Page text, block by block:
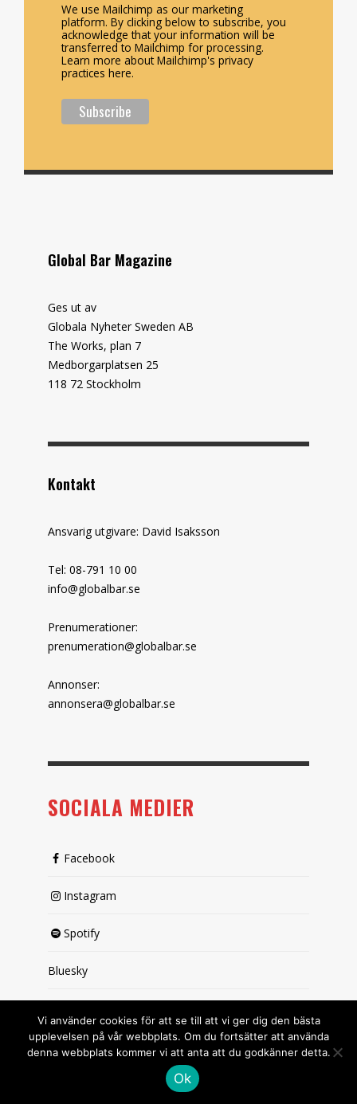
We use Mailchimp as our marketing
platform. By clicking below to subscribe, you
acknowledge that your information will be
transferred to Mailchimp for processing.
Learn more about Mailchimp's privacy
practices here.
Global Bar Magazine
Ges ut av
Globala Nyheter Sweden AB
The Works, plan 7
Medborgarplatsen 25
118 72 Stockholm
Kontakt
Ansvarig utgivare: David Isaksson
Tel: 08-791 10 00
info@globalbar.se
Prenumerationer:
prenumeration@globalbar.se
Annonser:
annonsera@globalbar.se
SOCIALA MEDIER
Facebook
Instagram
Spotify
Bluesky
Vi använder cookies för att se till att vi ger dig den bästa
upplevelsen på vår webbplats. Om du fortsätter att använda
denna webbplats kommer vi att anta att du godkänner detta.
Ok